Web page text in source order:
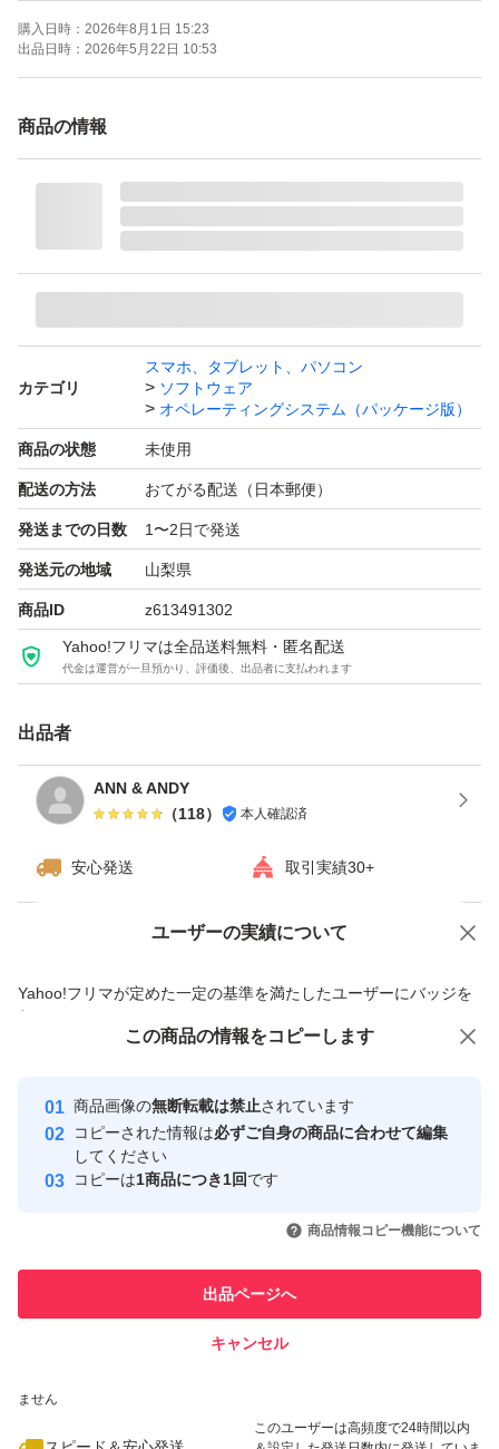
購入日時： 2026年8月1日 15:23
出品日時： 2026年5月22日 10:53
商品の情報
カテゴリ
スマホ、タブレット、パソコン
ソフトウェア
オペレーティングシステム（パッケージ版）
商品の状態 未使用
配送の方法 おてがる配送（日本郵便）
発送までの日数 1〜2日で発送
発送元の地域 山梨県
商品ID z613491302
Yahoo!フリマは全品送料無料・匿名配送
代金は運営が一旦預かり、評価後、出品者に支払われます
出品者
ANN & ANDY
（118） 本人確認済
安心発送 取引実績30+
ユーザーの実績について
Yahoo!フリマが定めた一定の基準を満たしたユーザーにバッジを
付与しています
安心取引出品者
心・安全なユーザーです
取引実績
引を完了させた実績があります
での取引実績があります
ません
このユーザーは高頻度で24時間以内
価格の相談 商品への質問
この商品の情報をコピーします
商品画像の無断転載は禁止されています
コピーされた情報は必ずご自身の商品に合わせて編集
してください
コピーは1商品につき1回です
商品情報コピー機能について
出品ページへ
キャンセル
この商品をみている人にオススメ